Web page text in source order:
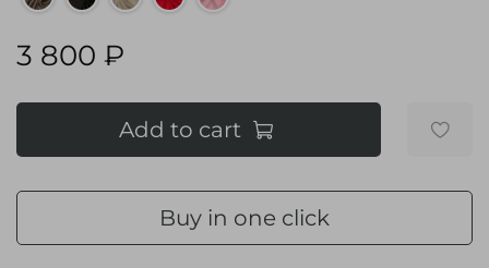
3 800 ₽
Add to cart
Buy in one click